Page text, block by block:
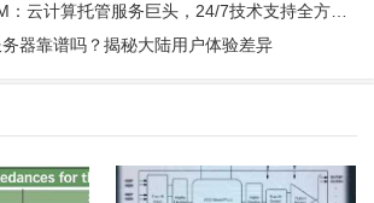
上一篇：OVZH.COM：云计算托管服务巨头，24/7技术支持全方位保驾护航
器靠谱吗？揭秘大陆用户体验差异